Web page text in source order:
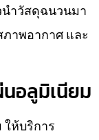
ำวัสดุฉนวนมา
าพอากาศ และ
อลูมิเนียม
ห้บริการ